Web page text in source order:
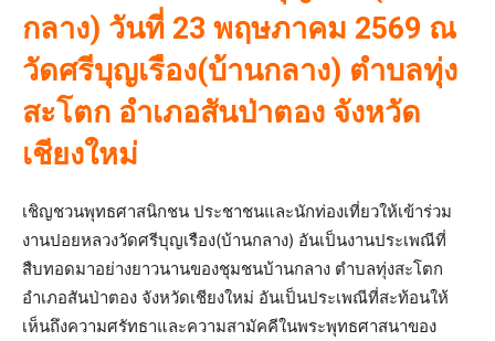
กลาง) วันที่ 23 พฤษภาคม 2569 ณ
วัดศรีบุญเรือง(บ้านกลาง) ตำบลทุ่ง
สะโตก อำเภอสันป่าตอง จังหวัด
เชียงใหม่
เชิญชวนพุทธศาสนิกชน ประชาชนและนักท่องเที่ยวให้เข้าร่วม
งานปอยหลวงวัดศรีบุญเรือง(บ้านกลาง) อันเป็นงานประเพณีที่
สืบทอดมาอย่างยาวนานของชุมชนบ้านกลาง ตำบลทุ่งสะโตก
อำเภอสันป่าตอง จังหวัดเชียงใหม่ อันเป็นประเพณีที่สะท้อนให้
เห็นถึงความศรัทธาและความสามัคคีในพระพุทธศาสนาของ